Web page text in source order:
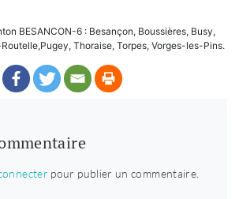
BESANCON-6 : Besançon, Boussières, Busy,
Thoraise, Torpes, Vorges-les-Pins.
pour publier un commentaire.